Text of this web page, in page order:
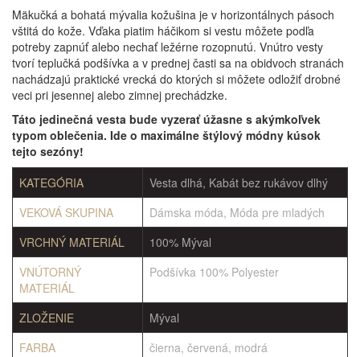
Mäkučká a bohatá mývalia kožušina je v horizontálnych pásoch
vštitá do kože. Vďaka piatim háčikom si vestu môžete podľa
potreby zapnúť alebo nechať ležérne rozopnutú. Vnútro vesty
tvorí teplučká podšívka a v prednej časti sa na obidvoch stranách
nachádzajú praktické vrecká do ktorých si môžete odložiť drobné
veci pri jesennej alebo zimnej prechádzke.
Táto jedinečná vesta bude vyzerať úžasne s akýmkoľvek
typom oblečenia. Ide o maximálne štýlový módny kúsok
tejto sezóny!
KATEGÓRIA
Vesta dlhá, Kabát bez rukávov dlhý
VEKOVÁ SKUPINA
Dámska móda, Móda pre mladých
VRCHNÝ MATERIÁL
100% Mýval
VNÚTORNÝ
MATERIÁL
Podšívka 100% Polyester
ZLOŽENIE
Mýval
FARBA
čierna, červená, modrá